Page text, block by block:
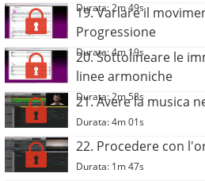
Durata: 2m 49s
19. Variare il
Progressione
Durata: 4m 19s
20. Sottolineare le
linee armoniche
Durata: 2m 58s
21. Avere la musica
Durata: 4m 01s
22. Procedere con
Durata: 1m 47s